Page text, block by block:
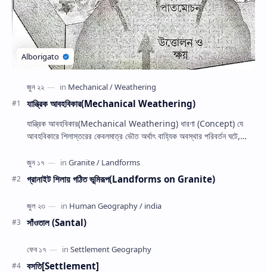
যান্ত্রিক আবহবিকার(Mechanical Weathering)
যান্ত্রিক আবহবিকার(Mechanical Weathering) ধারণা (Concept) যে
আবহবিকারে শিলাস্তরের কেবলমাত্র ভৌত অর্থাৎ বাহ্যিক অবস্থার পরিবর্তন ঘটে,
গ্রানাইট শিলায় গঠিত ভূমিরূপ(Landforms on Granite)
সাঁওতাল (Santal)
বসতি[Settlement]